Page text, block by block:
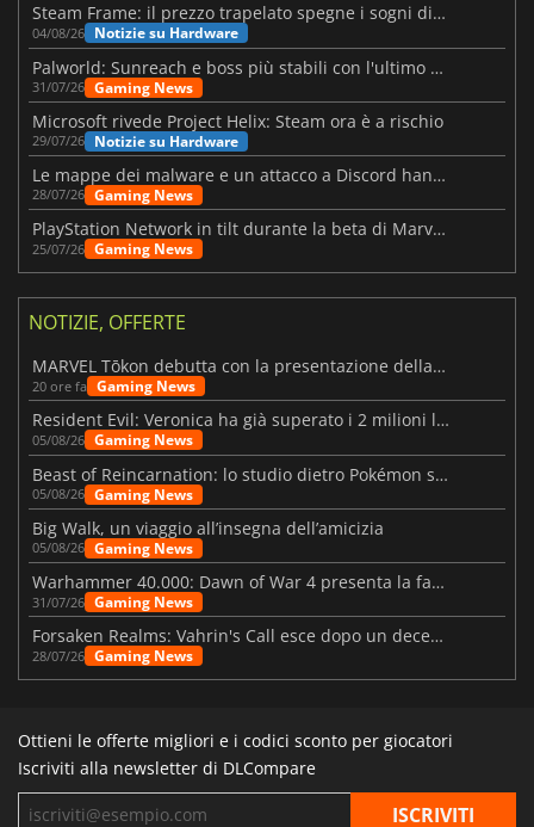
Steam Frame: il prezzo trapelato spegne i sogni di un VR economico
04/08/26 Notizie su Hardware
Palworld: Sunreach e boss più stabili con l'ultimo update
31/07/26 Gaming News
Microsoft rivede Project Helix: Steam ora è a rischio
29/07/26 Notizie su Hardware
Le mappe dei malware e un attacco a Discord hanno colpito Meccha Chameleon
28/07/26 Gaming News
PlayStation Network in tilt durante la beta di Marvel Tōkon
25/07/26 Gaming News
NOTIZIE, OFFERTE
MARVEL Tōkon debutta con la presentazione della roadmap per il primo anno
20 ore fa Gaming News
Resident Evil: Veronica ha già superato i 2 milioni liste dei desideri
05/08/26 Gaming News
Beast of Reincarnation: lo studio dietro Pokémon su una nuova strada
05/08/26 Gaming News
Big Walk, un viaggio all’insegna dell’amicizia
05/08/26 Gaming News
Warhammer 40.000: Dawn of War 4 presenta la fazione dei Necron
31/07/26 Gaming News
Forsaken Realms: Vahrin's Call esce dopo un decennio di sviluppo
28/07/26 Gaming News
Ottieni le offerte migliori e i codici sconto per giocatori
Iscriviti alla newsletter di DLCompare